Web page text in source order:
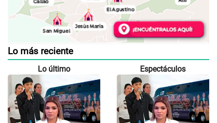
Lo más reciente
Lo último Espectáculos